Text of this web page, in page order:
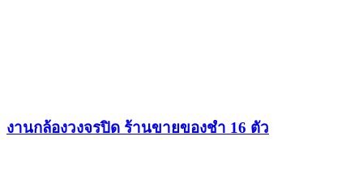
งานกล้องวงจรปิด ร้านขายของชำ 16 ตัว